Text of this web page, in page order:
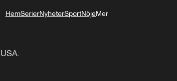
HemSerierNyheterSportNöjeMer